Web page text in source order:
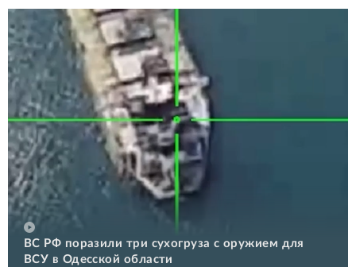
ВС РФ поразили три сухогруза с оружием для
ВСУ в Одесской области